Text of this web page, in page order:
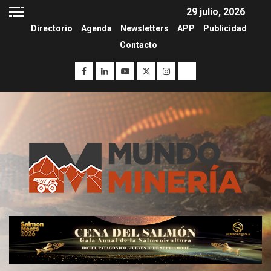
29 julio, 2026
Directorio Agenda Newsletters APP
Publicidad
Contacto